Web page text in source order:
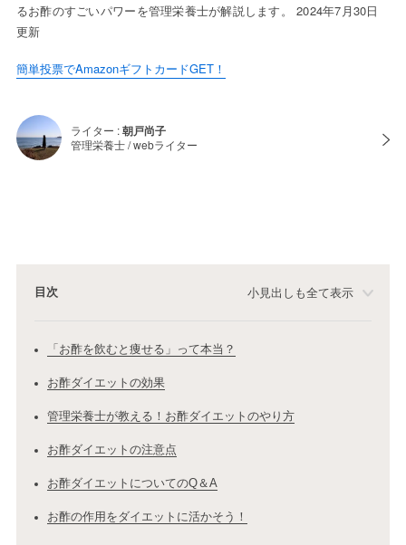
るお酢のすごいパワーを管理栄養士が解説します。 2024年7月30日
更新
簡単投票でAmazonギフトカードGET！
ライター :朝戸尚子
管理栄養士 / webライター
目次 小見出しも全て表示
「お酢を飲むと痩せる」って本当？
お酢ダイエットの効果
管理栄養士が教える！お酢ダイエットのやり方
お酢ダイエットの注意点
お酢ダイエットについてのQ＆A
お酢の作用をダイエットに活かそう！